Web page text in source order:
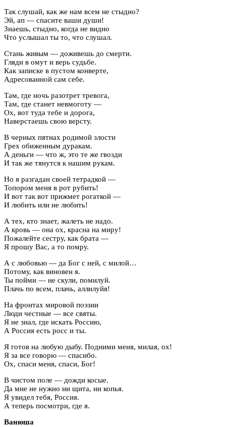
Так слушай, как же нам всем не стыдно?
Эй, ап — спасите ваши души!
Знаешь, стыдно, когда не видно
Что услышал ты то, что слушал.
Стань живым — доживешь до смерти.
Гляди в омут и верь судьбе.
Как записке в пустом конверте,
Адресованной сам себе.
Там, где ночь разотрет тревога,
Там, где станет невмоготу —
Ох, вот туда тебе и дорога,
Наверстаешь свою версту.
В черных пятнах родимой злости
Грех обиженным дуракам.
А деньги — что ж, это те же гвозди
И так же тянутся к нашим рукам.
Но я разгадан своей тетрадкой —
Топором меня в рот рубить!
И вот так вот прижмет рогаткой —
И любить или не любить!
А тех, кто знает, жалеть не надо.
А кровь — она ох, красна на миру!
Пожалейте сестру, как брата —
Я прошу Вас, а то помру.
А с любовью — да Бог с ней, с милой…
Потому, как виновен я.
Ты пойми — не скули, помилуй.
Плачь по всем, плачь, аллилуйя!
На фронтах мировой поэзии
Люди честные — все святы.
Я не знал, где искать Россию,
А Россия есть росс и ты.
Я готов на любую дыбу. Подними меня, милая, ох!
Я за все говорю — спасибо.
Ох, спаси меня, спаси, Бог!
В чистом поле — дожди косые.
Да мне не нужно ни щита, ни копья.
Я увидел тебя, Россия.
А теперь посмотри, где я.
Ванюша